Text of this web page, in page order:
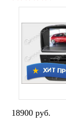
18900 руб.